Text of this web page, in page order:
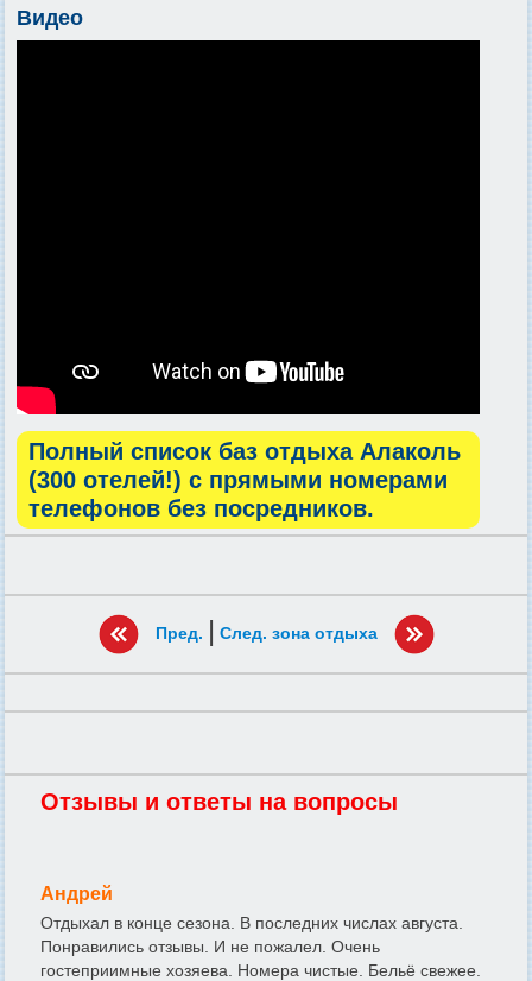
Видео
Полный список баз отдыха Алаколь
(300 отелей!) с прямыми номерами
телефонов без посредников.
Пред. | След. зона отдыха
Отзывы и ответы на вопросы
Андрей
Отдыхал в конце сезона. В последних числах августа.
Понравились отзывы. И не пожалел. Очень
гостеприимные хозяева. Номера чистые. Бельё свежее.